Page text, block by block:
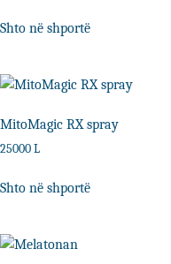
Shto në shportë
MitoMagic RX spray
25000 L
Shto në shportë